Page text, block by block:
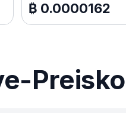
₿ 0.0000162